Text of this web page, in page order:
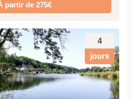
partir de 275€
4
jours